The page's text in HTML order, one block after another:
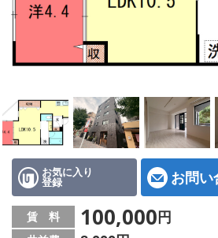
ペット相談OKの賃貸！
特選物件
ハウスメーカー施工特集！
路線·駅から探す
IT重説について
スタッフ紹介
お気に入り
登録 お問い
賃 料 100,000円